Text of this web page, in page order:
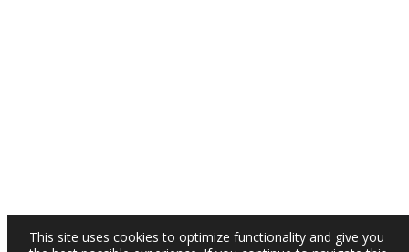
This site uses cookies to optimize functionality and give you